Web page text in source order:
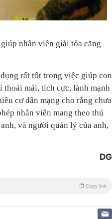
nhân viên giải tỏa căng
rất tốt trong việc giúp con
thoải mái, tích cực, lành mạnh
cư dân mạng cho rằng chưa
nhân viên mang theo thú
và người quản lý của anh,
DG
Copy link